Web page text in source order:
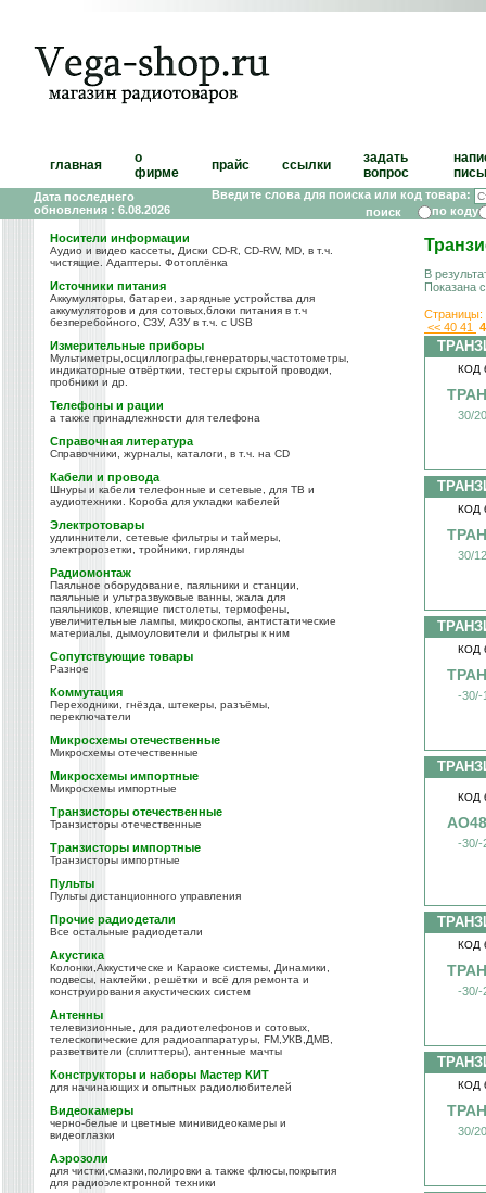
главная
о
фирме
прайс ссылки
задать
вопрос
Дата последнего
обновления : 6.08.2026
Введите слова для поиска или код товара:
по коду
Носители информации
Аудио и видео кассеты, Диски CD-R, CD-RW, MD, в т.ч.
чистящие. Адаптеры. Фотоплёнка
Источники питания
Аккумуляторы, батареи, зарядные устройства для
аккумуляторов и для сотовых,блоки питания в т.ч
безперебойного, СЗУ, АЗУ в т.ч. с USB
Измерительные приборы
Мультиметры,осциллографы,генераторы,частотометры,
индикаторные отвёрткии, тестеры скрытой проводки,
пробники и др.
Телефоны и рации
а также принадлежности для телефона
Справочная литература
Справочники, журналы, каталоги, в т.ч. на CD
Кабели и провода
Шнуры и кабели телефонные и сетевые, для ТВ и
аудиотехники. Короба для укладки кабелей
Электротовары
удлиннители, сетевые фильтры и таймеры,
электророзетки, тройники, гирлянды
Радиомонтаж
Паяльное оборудование, паяльники и станции,
паяльные и ультразвуковые ванны, жала для
паяльников, клеящие пистолеты, термофены,
увеличительные лампы, микроскопы, антистатические
материалы, дымоуловители и фильтры к ним
Сопутствующие товары
Разное
Коммутация
Переходники, гнёзда, штекеры, разъёмы,
переключатели
Микросхемы отечественные
Микросхемы отечественные
Микросхемы импортные
Микросхемы импортные
Транзисторы отечественные
Транзисторы отечественные
Транзисторы импортные
Транзисторы импортные
Пульты
Пульты дистанционного управления
Прочие радиодетали
Все остальные радиодетали
Акустика
Колонки,Аккустическе и Караоке системы, Динамики,
подвесы, наклейки, решётки и всё для ремонта и
конструирования акустических систем
Антенны
телевизионные, для радиотелефонов и сотовых,
телескопические для радиоаппаратуры, FM,УКВ,ДМВ,
разветвители (сплиттеры), антенные мачты
Конструкторы и наборы Мастер КИТ
для начинающих и опытных радиолюбителей
Видеокамеры
черно-белые и цветные минивидеокамеры и
видеоглазки
Аэрозоли
для чистки,смазки,полировки а также флюсы,покрытия
для радиоэлектронной техники
В
Показана
Страницы:
<< 40 41
КОД
30/
КОД
30/
КОД
-30/-
КОД
-30/-
КОД
-30/-
КОД
30/